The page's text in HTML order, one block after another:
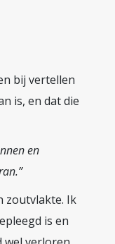
bij vertellen
is, en dat die
en
zoutvlakte. Ik
is en